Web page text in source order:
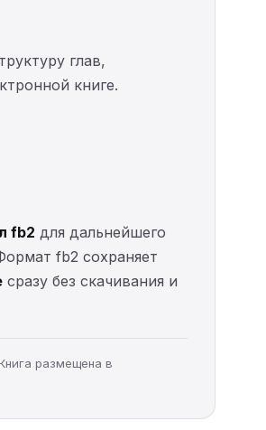
глав,
книге.
fb2 для дальнейшего
fb2 сохраняет
сразу без скачивания и
размещена в